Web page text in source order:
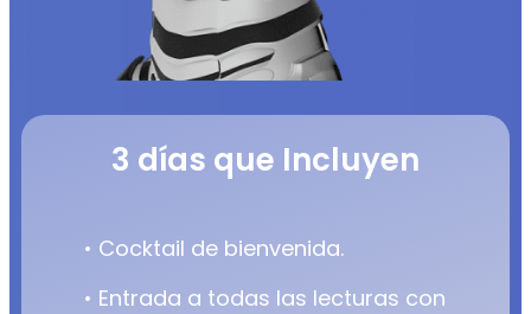
3 días que Incluyen
• Cocktail de bienvenida.
• Entrada a todas las lecturas con